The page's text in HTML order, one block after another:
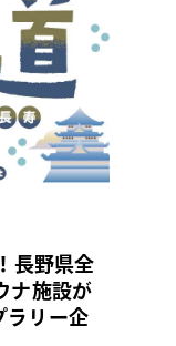
長野県全
ナ施設が
ラリー企